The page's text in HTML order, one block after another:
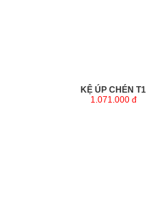
KỆ ÚP CHÉN T1
1.071.000 đ